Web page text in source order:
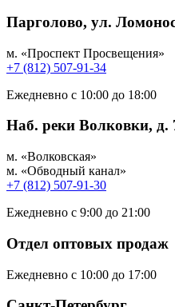
Парголово, ул.
м. «Проспект Просвещения»
+7 (812) 507-91-34
Ежедневно с 10:00 до 18:00
Наб. реки Волковки, д.
м. «Волковская»
м. «Обводный канал»
+7 (812) 507-91-30
Ежедневно с 9:00 до 21:00
Отдел оптовых продаж
Ежедневно с 10:00 до 17:00